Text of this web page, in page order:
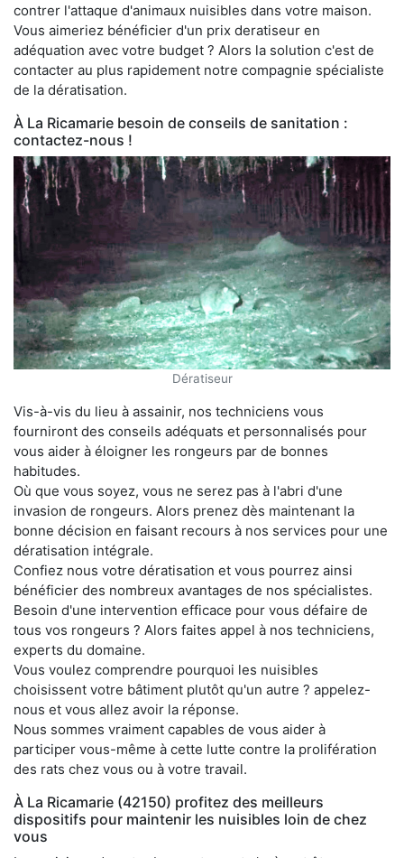
contrer l'attaque d'animaux nuisibles dans votre maison.
Vous aimeriez bénéficier d'un prix deratiseur en
adéquation avec votre budget ? Alors la solution c'est de
contacter au plus rapidement notre compagnie spécialiste
de la dératisation.
À La Ricamarie besoin de conseils de sanitation :
contactez-nous !
Dératiseur
Vis-à-vis du lieu à assainir, nos techniciens vous
fourniront des conseils adéquats et personnalisés pour
vous aider à éloigner les rongeurs par de bonnes
habitudes.
Où que vous soyez, vous ne serez pas à l'abri d'une
invasion de rongeurs. Alors prenez dès maintenant la
bonne décision en faisant recours à nos services pour une
dératisation intégrale.
Confiez nous votre dératisation et vous pourrez ainsi
bénéficier des nombreux avantages de nos spécialistes.
Besoin d'une intervention efficace pour vous défaire de
tous vos rongeurs ? Alors faites appel à nos techniciens,
experts du domaine.
Vous voulez comprendre pourquoi les nuisibles
choisissent votre bâtiment plutôt qu'un autre ? appelez-
nous et vous allez avoir la réponse.
Nous sommes vraiment capables de vous aider à
participer vous-même à cette lutte contre la prolifération
des rats chez vous ou à votre travail.
À La Ricamarie (42150) profitez des meilleurs
dispositifs pour maintenir les nuisibles loin de chez
vous